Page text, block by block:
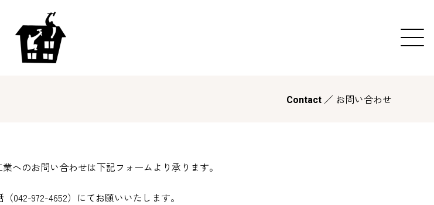
Contact ／ お問い合わせ
へのお問い合わせは下記フォームより承ります。
042-972-4652）にてお願いいたします。